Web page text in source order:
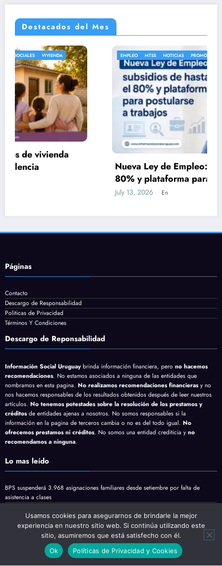
Destacados del Mes
EMPLEO MTSS NOTICIAS PROMOCIÓN DE EMPLEO SOCIALES
Nueva Ley de Empleo: subsidios de hasta el
80% y plataforma para postularse a trabajos
Páginas
Contacto
Descargo de Responsabilidad
Politicas de Privacidad
Términos Y Condiciones
Descargo de Reponsabilidad
Información Social Uruguaybrinda información financiera, pero no hacemos
recomendaciones. No estamos asociados a ninguna de las entidades que
nombramos en esta pagina. No realizamos recomendaciones financierasy no
nos hacemos responsables de los resultados obtenidos después de leer nuestros
artículos. No tenemos potestades sobre la resolución de los prestamos y
créditosde entidades ajenas a nosotros. No somos responsables si la
información en la pagina de terceros cambia o no es del todo igual. No
ofrecemos prestamos ni créditos. No somos una entidad crediticia y no
recomendamos a ninguna.
Lo mas leído
BPS suspenderá 3.968 asignaciones familiares desde setiembre por falta de
asistencia a clases
pensionistas?
Jubilaciones y pensiones minimas vienen con aumento en Agosto
Usamos cookies para asegurarnos de brindarle la mejor
experiencia en nuestro sitio web. Si continúa utilizando este
sitio, asumiremos que está satisfecho con él.
Ok
Políticas de Privacidad y Cookies